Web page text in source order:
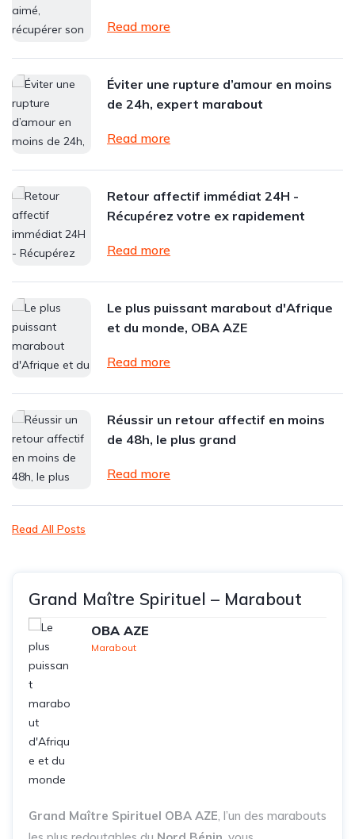
Read more
Éviter une rupture d’amour en moins
de 24h, expert marabout
Read more
Retour affectif immédiat 24H -
Récupérez votre ex rapidement
Read more
Le plus puissant marabout d'Afrique
et du monde, OBA AZE
Read more
Réussir un retour affectif en moins
de 48h, le plus grand
Read more
Read All Posts
Grand Maître Spirituel – Marabout
OBA AZE
Marabout
Grand Maître Spirituel OBA AZE, l’un des marabouts